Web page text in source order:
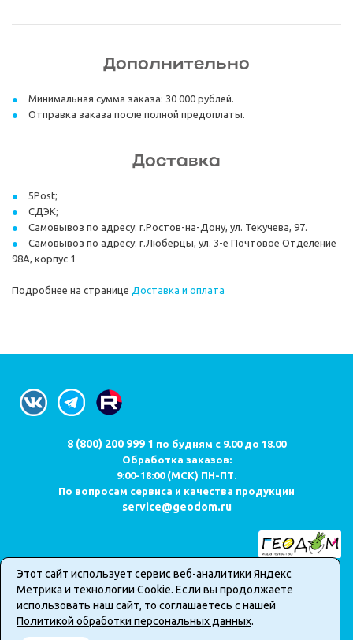
Дополнительно
Минимальная сумма заказа: 30 000 рублей.
Отправка заказа после полной предоплаты.
Доставка
5Post;
СДЭК;
Самовывоз по адресу: г.Ростов-на-Дону, ул. Текучева, 97.
Самовывоз по адресу: г.Люберцы, ул. 3-е Почтовое Отделение
98А, корпус 1
Подробнее на странице Доставка и оплата
8 (800) 200 999 1 по будням с 9.00 до 18.00
Обработка заказов:
9:00-18:00 (МСК) ПН-ПТ.
По вопросам сервиса и качества продукции
service@geodom.ru
Карта сайта
Публичная оферта о продаже товаров в интернет-магазине
Политика обработки персональных данных
2026 © Все права защищены. Информация сайта защищена
Этот сайт использует сервис веб-аналитики Яндекс
Метрика и технологии Cookie. Если вы продолжаете
использовать наш сайт, то соглашаетесь с нашей
Политикой обработки персональных данных.